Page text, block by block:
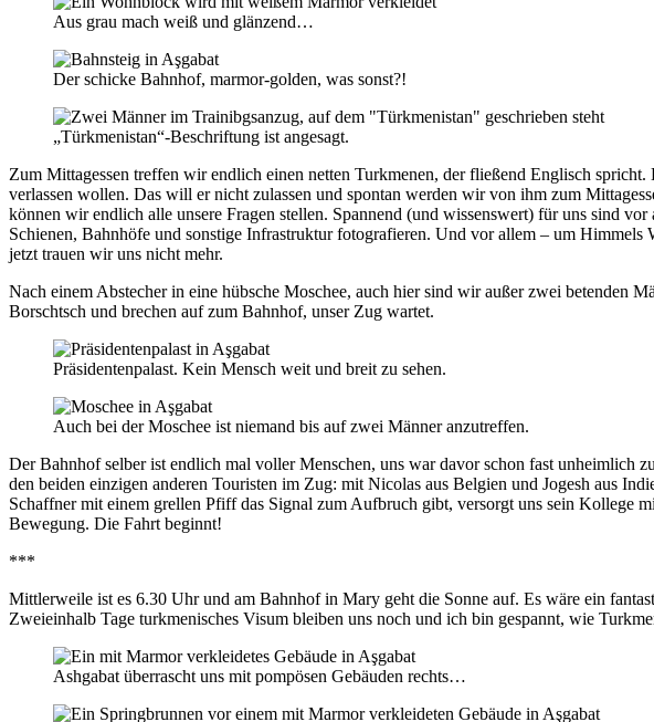
Aus grau mach weiß und glänzend…
Der schicke Bahnhof, marmor-golden, was sonst?!
„Türkmenistan“-Beschriftung ist angesagt.
Zum Mittagessen treffen wir endlich einen netten Turkmenen, der fließend Englisch
verlassen wollen. Das will er nicht zulassen und spontan werden wir von ihm zum
können wir endlich alle unsere Fragen stellen. Spannend (und wissenswert) für uns sind
Schienen, Bahnhöfe und sonstige Infrastruktur fotografieren. Und vor allem – um
jetzt trauen wir uns nicht mehr.
Nach einem Abstecher in eine hübsche Moschee, auch hier sind wir außer zwei betenden
Borschtsch und brechen auf zum Bahnhof, unser Zug wartet.
Präsidentenpalast. Kein Mensch weit und breit zu sehen.
Auch bei der Moschee ist niemand bis auf zwei Männer anzutreffen.
Der Bahnhof selber ist endlich mal voller Menschen, uns war davor schon fast unheimlich
den beiden einzigen anderen Touristen im Zug: mit Nicolas aus Belgien und Jogesh aus
Schaffner mit einem grellen Pfiff das Signal zum Aufbruch gibt, versorgt uns sein Kollege
Bewegung. Die Fahrt beginnt!
***
Mittlerweile ist es 6.30 Uhr und am Bahnhof in Mary geht die Sonne auf. Es wäre ein
Zweieinhalb Tage turkmenisches Visum bleiben uns noch und ich bin gespannt, wie
Ashgabat überrascht uns mit pompösen Gebäuden rechts…